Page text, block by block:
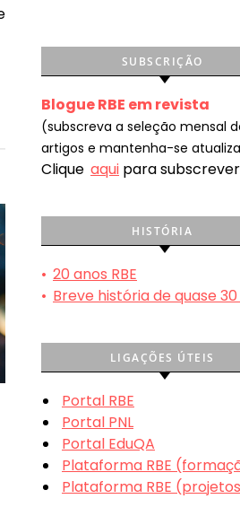
SUBSCRIÇÃO
Blogue RBE em revista
(subscreva a seleção mensal
artigos e mantenha-se
Clique aqui para subscrever
HISTÓRIA
• 20 anos RBE
• Breve história de quase
LIGAÇÕES ÚTEIS
Portal RBE
Portal PNL
Portal EduQA
Plataforma RBE
Plataforma RBE